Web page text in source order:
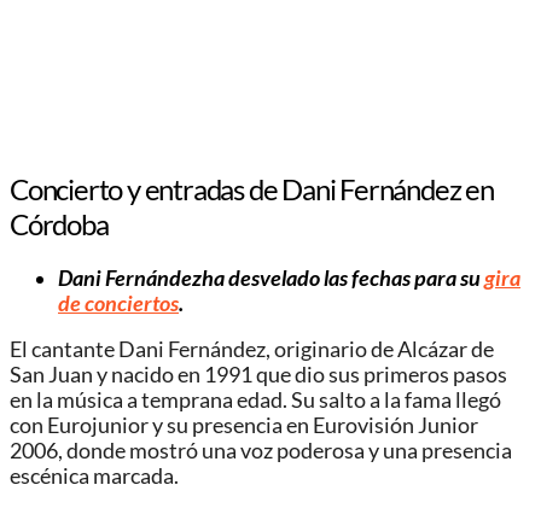
Concierto y entradas de Dani Fernández en
Córdoba
Dani Fernándezha desvelado las fechas para sugira
de conciertos.
El cantante Dani Fernández, originario de Alcázar de
San Juan y nacido en 1991 que dio sus primeros pasos
en la música a temprana edad. Su salto a la fama llegó
con Eurojunior y su presencia en Eurovisión Junior
2006, donde mostró una voz poderosa y una presencia
escénica marcada.